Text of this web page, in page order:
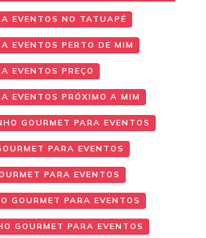
EVENTOS NO TATUAPÉ
EVENTOS PERTO DE MIM
EVENTOS PREÇO
EVENTOS PRÓXIMO A MIM
GOURMET PARA EVENTOS
PARA EVENTOS
PARA EVENTOS
GOURMET PARA EVENTOS
GOURMET PARA EVENTOS